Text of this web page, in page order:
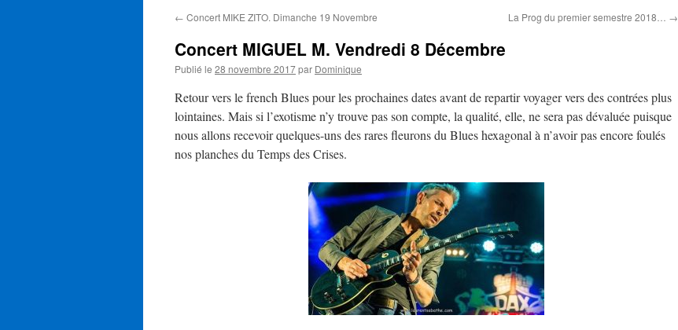
← Concert MIKE ZITO. Dimanche 19 Novembre La Prog du premier semestre 2018… →
Concert MIGUEL M. Vendredi 8 Décembre
Publié le 28 novembre 2017par Dominique
Retour vers le french Blues pour les prochaines dates avant de repartir voyager vers des contrées plus
lointaines. Mais si l’exotisme n’y trouve pas son compte, la qualité, elle, ne sera pas dévaluée puisque
nous allons recevoir quelques-uns des rares fleurons du Blues hexagonal à n’avoir pas encore foulés
nos planches du Temps des Crises.